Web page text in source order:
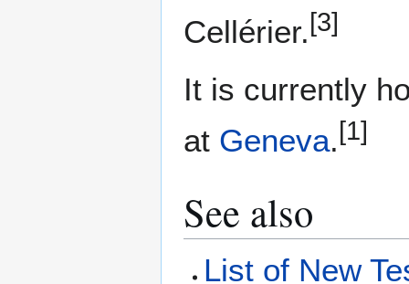
Cellérier. [3]
It is currently
at Geneva. [1]
See also
List of New